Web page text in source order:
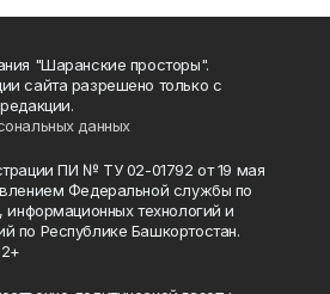
"Шаранские просторы".
сайта разрешено только с
данных
ПИ № ТУ 02-01792 от 19 мая
Федеральной службы по
технологий и
по Республике Башкортостан.